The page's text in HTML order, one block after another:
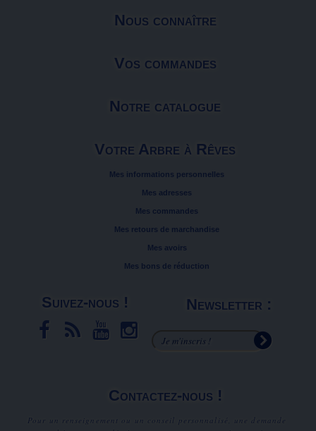
Nous connaître
Vos commandes
Notre catalogue
Votre Arbre à Rêves
Mes informations personnelles
Mes adresses
Mes commandes
Mes retours de marchandise
Mes avoirs
Mes bons de réduction
Suivez-nous ! Newsletter :
Contactez-nous !
Pour un renseignement ou un conseil personnalisé, une demande